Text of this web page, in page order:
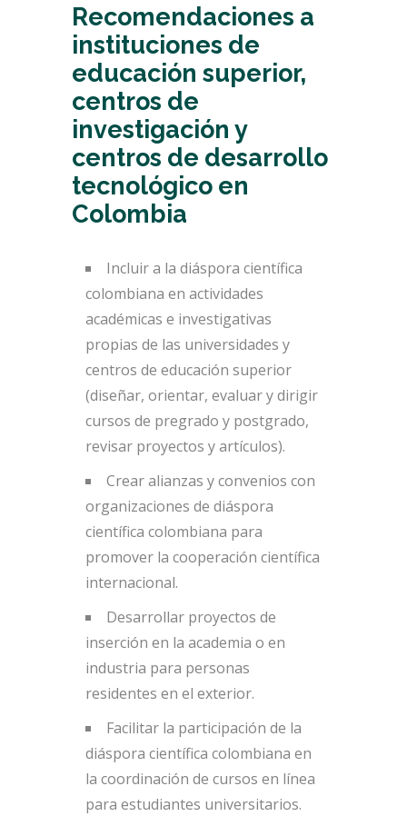
Recomendaciones a
instituciones de
educación superior,
centros de
investigación y
centros de desarrollo
tecnológico en
Colombia
Incluir a la diáspora científica
colombiana en actividades
académicas e investigativas
propias de las universidades y
centros de educación superior
(diseñar, orientar, evaluar y dirigir
cursos de pregrado y postgrado,
revisar proyectos y artículos).
Crear alianzas y convenios con
organizaciones de diáspora
científica colombiana para
promover la cooperación científica
internacional.
Desarrollar proyectos de
inserción en la academia o en
industria para personas
residentes en el exterior.
Facilitar la participación de la
diáspora científica colombiana en
la coordinación de cursos en línea
para estudiantes universitarios.